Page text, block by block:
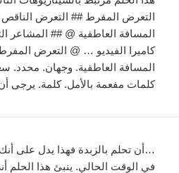
التعرض المفرط ## التعرض
المسافة العاطفية @ ## المشاعر
كاميرا الفيديو … @ التعرض
المسافة العاطفية. وجهان. محدد.
كلمات مفعمة بالأمل. كلمة. يرجى أن
…أن تحلم بالزبدة فهذا يدل على
في الوقت الحالي. ينبئ هذا الحلم